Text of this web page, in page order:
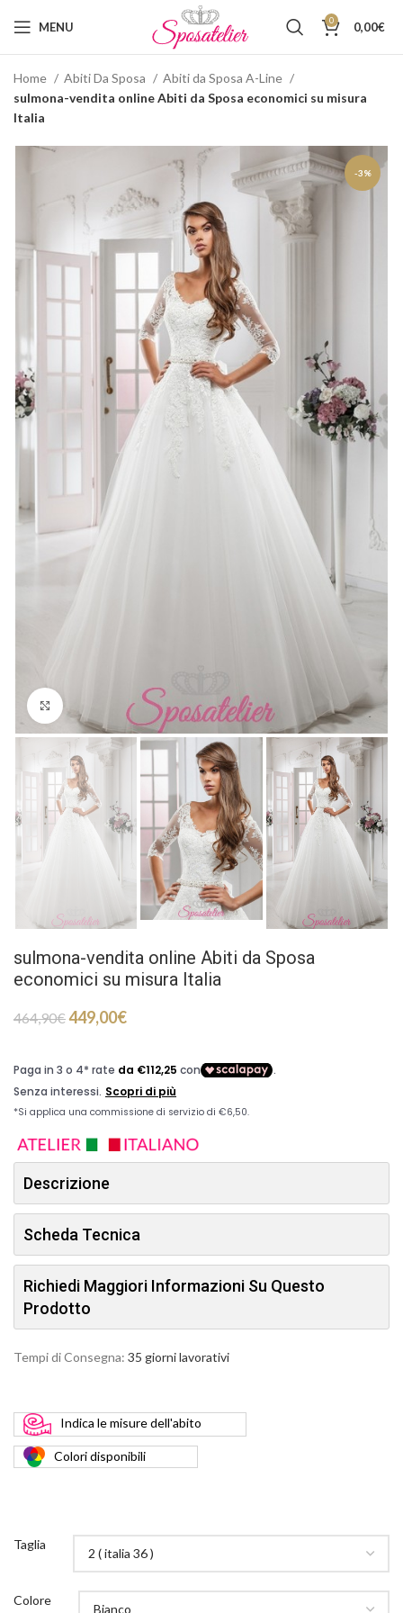
MENU 0 0,00€
Home Abiti Da Sposa
Abiti da Sposa A-Line
sulmona-vendita online Abiti da Sposa economici su misura
Italia
-3%
Click to enlarge
sulmona-vendita online Abiti da Sposa
economici su misura Italia
464,90€449,00€
Descrizione
Scheda Tecnica
Richiedi Maggiori Informazioni Su Questo
Prodotto
Tempi di Consegna: 35 giorni lavorativi
Indica le misure dell'abito
Coloridisponibili
Taglia
Colore